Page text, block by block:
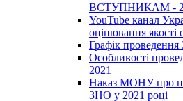
ВСТУПНИКАМ -
YouTube канал
оцінювання якості
Графік
Особливості
2021
Наказ МОНУ про
ЗНО у 2021 році